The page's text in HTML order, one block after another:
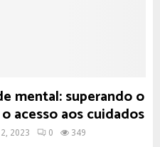
mental: superando o
acesso aos cuidados
2023 0 349